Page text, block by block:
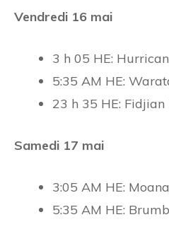
Vendredi 16 mai
3 h 05 HE:
5:35 AM HE:
23 h 35 HE: Fidjian
Samedi 17 mai
3:05 AM HE:
5:35 AM HE: